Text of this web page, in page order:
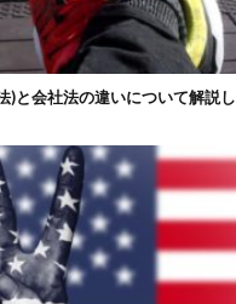
)と会社法の違いについて解説